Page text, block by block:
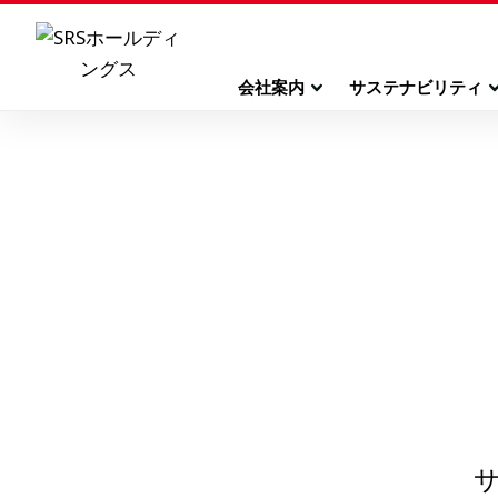
会社案内 サステナビリティ